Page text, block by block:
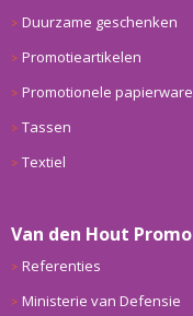
Duurzame geschenken
Promotieartikelen
Promotionele
Tassen
Textiel
Van den Hout
Referenties
Ministerie van Defensie